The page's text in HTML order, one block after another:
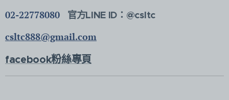
02-22778080 官方LINE ID：@csltc
csltc888@gmail.com
facebook粉絲專頁